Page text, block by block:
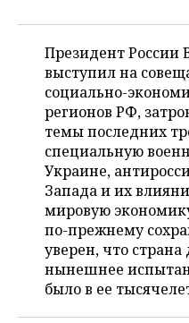
НЕФТЬ
ОПК
ЭНЕРГЕТИКА
РОЗНИЧНАЯ ТОРГОВЛЯ
ТРАНСПОРТ
УСЛУГИ
НОВОСТИ ТЕХНОЛОГИЙ
МЕДИА
ТЕЛЕКОММУНИКАЦИИ
МЕРОПРИЯТИЯ
НОВОСТИ
ВЫЕЗДНАЯ РЕДАКЦИЯ
БИЗНЕС-БРАНЧИ
ONLINE-КОНФЕРЕНЦИИ
ОТКРЫТАЯ ЛЕКЦИЯ
СПОРТ
НОВОСТИ СПОРТА
ФУТБОЛ
ХОККЕЙ
БАСКЕТБОЛ
ОБЩЕСТВО
НОВОСТИ ОБЩЕСТВА
ВЛАСТЬ
ИНФРАСТРУКТУРА
ФОТОГАЛЕРЕЯ
СЮЖЕТЫ
СПРАВОЧНИК
Президент России
выступил на
социально-
регионов РФ,
темы последних
специальную
Украине,
Запада и их
мировую
по-прежнему
уверен, что
нынешнее
было в ее